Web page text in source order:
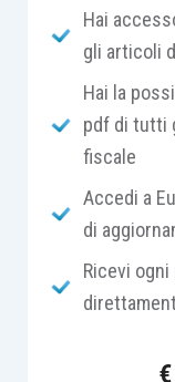
competenze
relazione e
È il contesto
“Valorizza il
promossa da
Italia ed
maggio 2026
che affronta
Hai
gli articoli
Hai la
pdf di tutti
fiscale
Accedi a
di
Ricevi
€